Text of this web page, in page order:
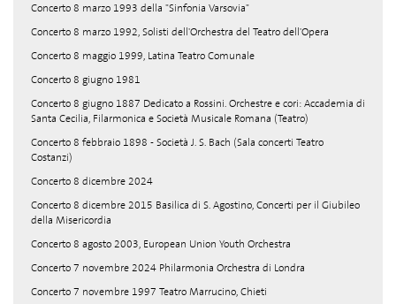
Concerto 8 marzo 1993 della "Sinfonia Varsovia"
Concerto 8 marzo 1992, Solisti dell'Orchestra del Teatro dell'Opera
Concerto 8 maggio 1999, Latina Teatro Comunale
Concerto 8 giugno 1981
Concerto 8 giugno 1887 Dedicato a Rossini. Orchestre e cori: Accademia di
Santa Cecilia, Filarmonica e Società Musicale Romana (Teatro)
Concerto 8 febbraio 1898 - Società J. S. Bach (Sala concerti Teatro
Costanzi)
Concerto 8 dicembre 2024
Concerto 8 dicembre 2015 Basilica di S. Agostino, Concerti per il Giubileo
della Misericordia
Concerto 8 agosto 2003, European Union Youth Orchestra
Concerto 7 novembre 2024 Philarmonia Orchestra di Londra
Concerto 7 novembre 1997 Teatro Marrucino, Chieti